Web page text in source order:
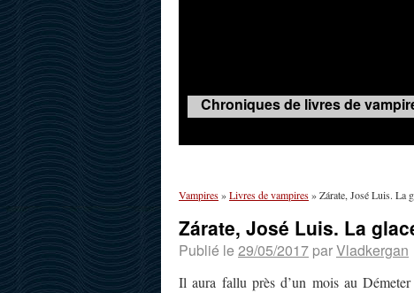
Chroniques de livres de
Vampires»Livres de vampires»Zárate, José Luis. La
Zárate, José Luis. La
Publié le 29/05/2017 parVladkergan
Il aura fallu près d’un mois au